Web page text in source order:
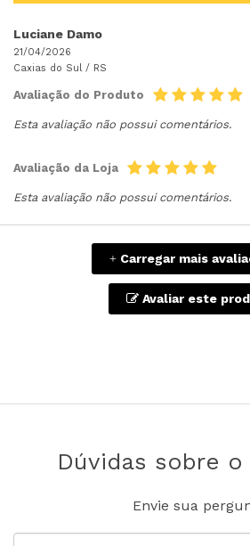
Luciane Damo
21/04/2026
Caxias do Sul / RS
Avaliação do Produto
Esta avaliação não possui comentários.
Avaliação da Loja
Esta avaliação não possui comentários.
+ Carregar mais
Avaliar este
Dúvidas sobre
Envie sua